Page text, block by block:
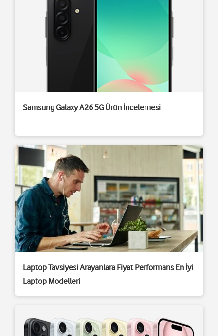
Samsung Galaxy A26 5G Ürün İncelemesi
Laptop Tavsiyesi Arayanlara Fiyat Performans En İyi
Laptop Modelleri